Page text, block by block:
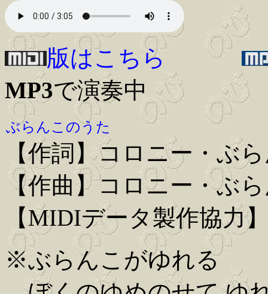
版はこちら
MP3で演奏中
ぶらんこのうた
【作詞】コロニー・ぶ
【作曲】コロニー・ぶ
【MIDIデータ製作協力
※ぶらんこがゆれる